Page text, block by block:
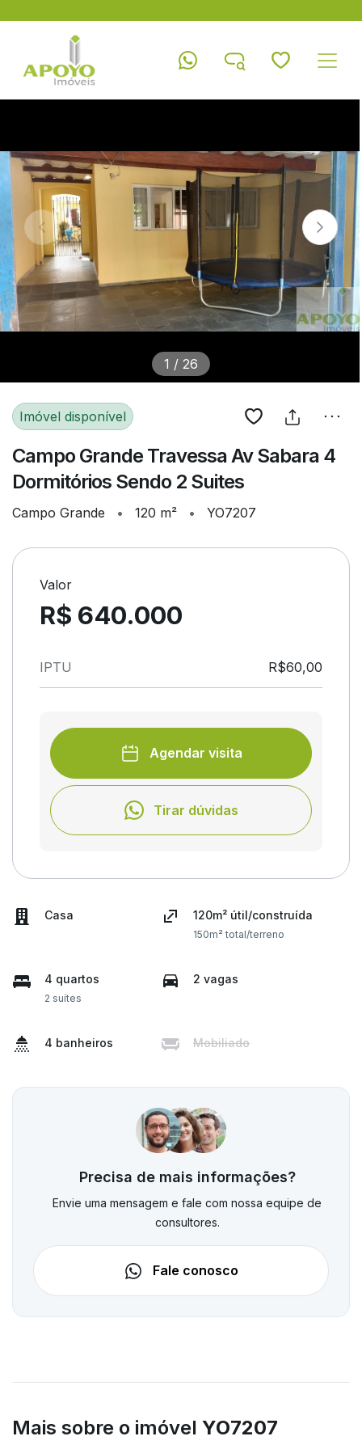
1 / 26
Imóvel disponível
Campo Grande Travessa Av Sabara 4
Dormitórios Sendo 2 Suites
Campo Grande • 120 m² • YO7207
Valor
R$ 640.000
IPTU R$60,00
Agendar visita
Tirar dúvidas
Casa 120m² útil/construída
150m² total/terreno
4 quartos
2 suítes
2 vagas
4 banheiros Mobiliado
Precisa de mais informações?
Envie uma mensagem e fale com nossa equipe de
consultores.
Fale conosco
Mais sobre o imóvel YO7207